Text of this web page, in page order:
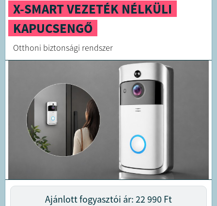
X-SMART VEZETÉK NÉLKÜLI
KAPUCSENGŐ
Otthoni biztonsági rendszer
Ajánlott fogyasztói ár: 22 990 Ft